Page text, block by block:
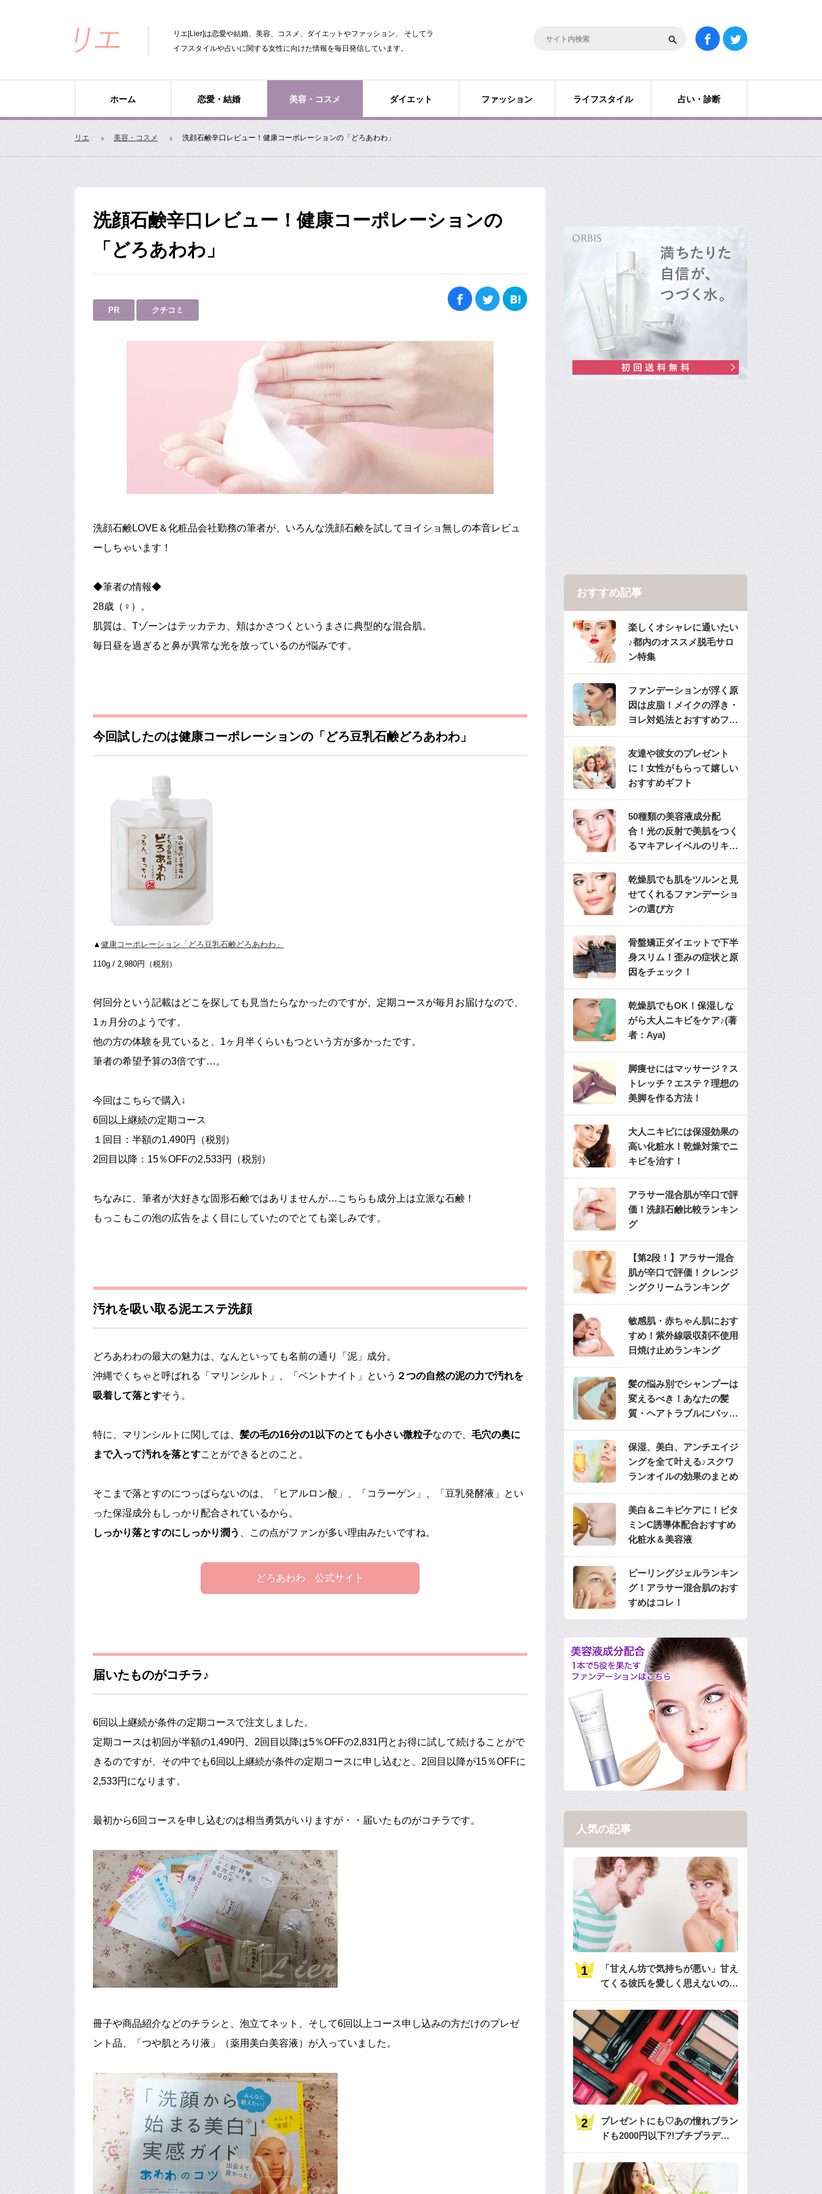
リエ[Lier]は恋愛や結婚、美容、コスメ、ダイエットやファッション、 そしてラ
イフスタイルや占いに関する女性に向けた情報を毎日発信しています。
ホーム 恋愛・結婚 美容・コスメ ダイエット ファッション ライフスタイル 占い・診断
リエ 美容・コスメ 洗顔石鹸辛口レビュー！健康コーポレーションの「どろあわわ」
洗顔石鹸辛口レビュー！健康コーポレーションの
「どろあわわ」
PR クチコミ
洗顔石鹸LOVE＆化粧品会社勤務の筆者が、いろんな洗顔石鹸を試してヨイショ無しの本音レビュ
ーしちゃいます！
◆筆者の情報◆
28歳（♀）。
肌質は、Tゾーンはテッカテカ、頬はかさつくというまさに典型的な混合肌。
毎日昼を過ぎると鼻が異常な光を放っているのが悩みです。
今回試したのは健康コーポレーションの「どろ豆乳石鹸どろあわわ」
▲ 健康コーポレーション「どろ豆乳石鹸どろあわわ」
110g / 2,980円（税別）
何回分という記載はどこを探しても見当たらなかったのですが、定期コースが毎月お届けなので、
1ヵ月分のようです。
他の方の体験を見ていると、1ヶ月半くらいもつという方が多かったです。
筆者の希望予算の3倍です…。
今回はこちらで購入↓
6回以上継続の定期コース
１回目：半額の1,490円（税別）
2回目以降：15％OFFの2,533円（税別）
ちなみに、筆者が大好きな固形石鹸ではありませんが…こちらも成分上は立派な石鹸！
もっこもこの泡の広告をよく目にしていたのでとても楽しみです。
汚れを吸い取る泥エステ洗顔
どろあわわの最大の魅力は、なんといっても名前の通り「泥」成分。
沖縄でくちゃと呼ばれる「マリンシルト」、「ベントナイト」という ２つの自然の泥の力で汚れを
吸着して落とすそう。
特に、マリンシルトに関しては、 髪の毛の16分の1以下のとても小さい微粒子なので、 毛穴の奥に
まで入って汚れを落とすことができるとのこと。
そこまで落とすのにつっぱらないのは、「ヒアルロン酸」、「コラーゲン」、「豆乳発酵液」とい
った保湿成分もしっかり配合されているから。
しっかり落とすのにしっかり潤う
、この点がファンが多い理由みたいですね。
どろあわわ 公式サイト
届いたものがコチラ♪
6回以上継続が条件の定期コースで注文しました。
定期コースは初回が半額の1,490円、2回目以降は5％OFFの2,831円とお得に試して続けることがで
きるのですが、その中でも6回以上継続が条件の定期コースに申し込むと、2回目以降が15％OFFに
2,533円になります。
最初から6回コースを申し込むのは相当勇気がいりますが・・届いたものがコチラです。
冊子や商品紹介などのチラシと、泡立てネット、そして6回以上コース申し込みの方だけのプレゼ
ント品、「つや肌とろり液」（薬用美白美容液）が入っていました。
おすすめ記事
楽しくオシャレに通いたい
♪都内のオススメ脱毛サロ
ン特集
ファンデーションが浮く原
因は皮脂！メイクの浮き・
ヨレ対処法とおすすめファ
ンデ
友達や彼女のプレゼント
に！女性がもらって嬉しい
おすすめギフト
50種類の美容液成分配
合！光の反射で美肌をつく
るマキアレイベルのリキッ
ドファンデ
乾燥肌でも肌をツルンと見
せてくれるファンデーショ
ンの選び方
骨盤矯正ダイエットで下半
身スリム！歪みの症状と原
因をチェック！
乾燥肌でもOK！保湿しな
がら大人ニキビをケア♪(著
者：Aya)
脚痩せにはマッサージ？ス
トレッチ？エステ？理想の
美脚を作る方法！
大人ニキビには保湿効果の
高い化粧水！乾燥対策でニ
キビを治す！
アラサー混合肌が辛口で評
価！洗顔石鹸比較ランキン
グ
【第2段！】アラサー混合
肌が辛口で評価！クレンジ
ングクリームランキング
敏感肌・赤ちゃん肌におす
すめ！紫外線吸収剤不使用
日焼け止めランキング
髪の悩み別でシャンプーは
変えるべき！あなたの髪
質・ヘアトラブルにバッチ
リのシャンプーは？
保湿、美白、アンチエイジ
ングを全て叶える♪スクワ
ランオイルの効果のまとめ
美白＆ニキビケアに！ビタ
ミンC誘導体配合おすすめ
化粧水＆美容液
ピーリングジェルランキン
グ！アラサー混合肌のおす
すめはコレ！
人気の記事
「甘えん坊で気持ちが悪い」甘え
てくる彼氏を愛しく思えないのは
何故？
プレゼントにも♡あの憧れブラン
ドも2000円以下?!プチプラデパ
コス36選大特集♡